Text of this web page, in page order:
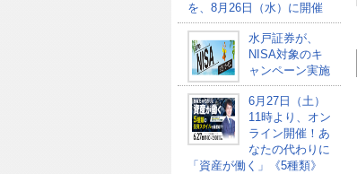
を、8月26日（水）に開催
水戸証券が、
NISA対象のキ
ャンペーン実施
6月27日（土）
11時より、オン
ライン開催！あ
なたの代わりに
「資産が働く」《5種類》